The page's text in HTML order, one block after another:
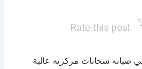
Rate this post
صيانه سخانات مركزيه عالية